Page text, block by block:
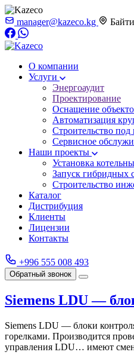
manager@kazeco.kg
О компании
Услуги
Энергоаудит
Проектирование
Оснащение
Автоматизация
Строительство под
Сервисное
Наши проекты
Установка
Запуск гибридных
Строительство
Каталог
Дистрибуция
Клиенты
Лицензии
Контакты
+996 555 008 493
Обратный звонок
Siemens LDU —
Siemens LDU — блоки
горелками. Производится
управления LDU… имеют